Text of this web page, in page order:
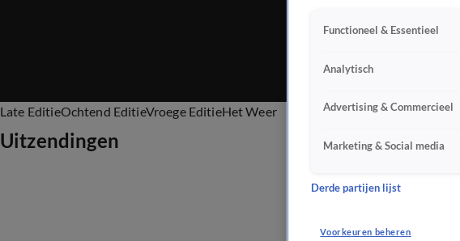
Late EditieOchtend EditieVroege EditieHet Weer
Uitzendingen
Functioneel & Essentieel
Analytisch
Advertising & Commercieel
Marketing & Social media
Derde partijen lijst
Voorkeuren beheren